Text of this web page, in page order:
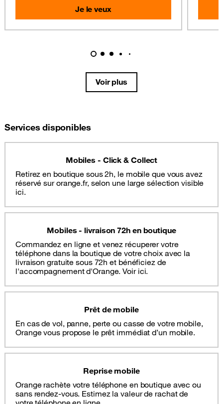
Je le veux
Voir plus
Services disponibles
Mobiles - Click & Collect
Retirez en boutique sous 2h, le mobile que vous avez
réservé sur orange.fr, selon une large sélection visible
ici.
Mobiles - livraison 72h en boutique
Commandez en ligne et venez récuperer votre
téléphone dans la boutique de votre choix avec la
livraison gratuite sous 72h et bénéficiez de
l'accompagnement d'Orange. Voir ici.
Prêt de mobile
En cas de vol, panne, perte ou casse de votre mobile,
Orange vous propose le prêt immédiat d’un mobile.
Reprise mobile
Orange rachète votre téléphone en boutique avec ou
sans rendez-vous. Estimez la valeur de rachat de